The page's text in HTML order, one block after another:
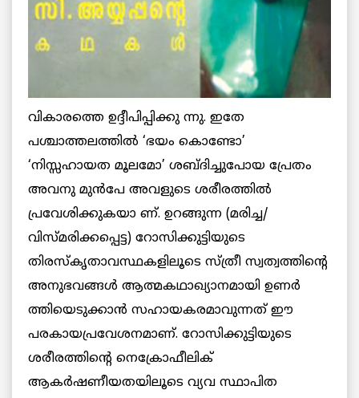
വികാരത്തെ ഉദ്ദീപിപ്പിക്കു ന്നു. ഇതേ
പശ്ചാത്തലത്തില്‍ ‘ഭയം കൊണ്ടോ’
‘നിസ്സഹായത മൂലമോ’ ശബ്ദിച്ചുപോയ പ്രേതം
അവനു മുൻപേ അവളുടെ ശരീരത്തില്‍
പ്രവേശിക്കുകയാ ണ്. ഉറങ്ങുന്ന (മരിച്ച/
വിസ്മരിക്കപ്പെട്ട) റോസിക്കുട്ടിയുടെ
തിരസ്കൃതാവസ്ഥകളിലൂടെ സ്ത്രീ സ്വത്വത്തിന്‍റെ
അനുഭവങ്ങള്‍ ആത്മകഥാഖ്യാനമായി ഉണര്‍
ത്തിയെടുക്കാന്‍ സഹായകരമാവുന്നത് ഈ
പരകായപ്രവേശനമാണ്. റോസിക്കുട്ടിയുടെ
ശരീരത്തിന്‍റെ നെക്രോഫീലിക്
ആകര്‍ഷണീയതയിലൂടെ വ്യവ സ്ഥാപിത